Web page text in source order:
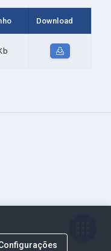
Download